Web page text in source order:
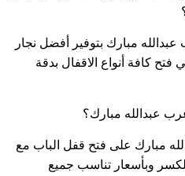
مبارك بتوفير أفضل نجار
كافة أنواع الاقفال بدقة
عبدالله مبارك؟
مبارك على فتح قفل الباب مع
وبأسعار تناسب جميع